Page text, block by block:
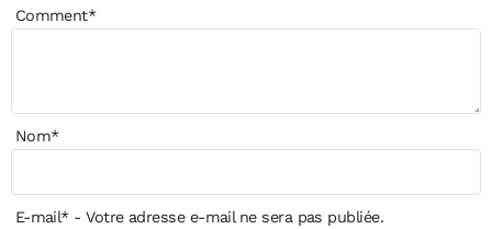
Comment*
Nom*
E-mail*- Votre adresse e-mail ne sera pas publiée.